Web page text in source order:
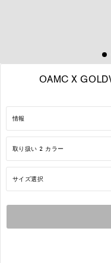
OAMC X
情報
取り扱い 2 カラー
サイズ選択